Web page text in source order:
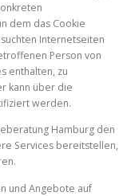
dem das Cookie
Internetseiten
Person von
enthalten, zu
kann über die
werden.
Hamburg den
Services bereitstellen,
und Angebote auf